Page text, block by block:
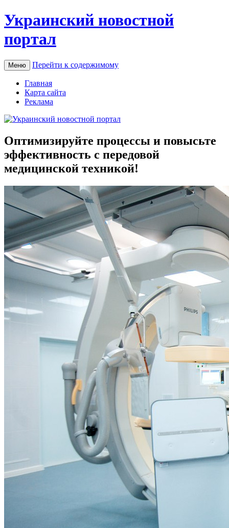
Украинский новостной
портал
Меню Перейти к содержимому
Главная
Карта сайта
Реклама
Оптимизируйте процессы и повысьте
эффективность с передовой
медицинской техникой!